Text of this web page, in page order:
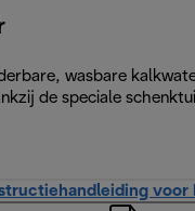
wasbare
de speciale
voor